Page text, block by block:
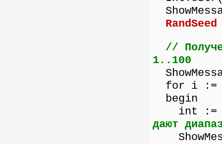
RandSeed
//
1..100
for i :=
begin
int := 1
дают